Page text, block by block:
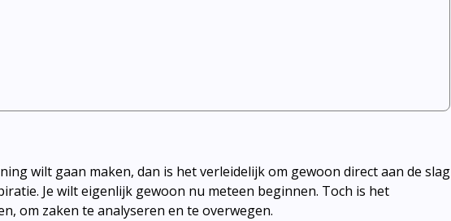
wilt gaan maken, dan is het verleidelijk om gewoon direct aan de slag
Je wilt eigenlijk gewoon nu meteen beginnen. Toch is het
om zaken te analyseren en te overwegen.